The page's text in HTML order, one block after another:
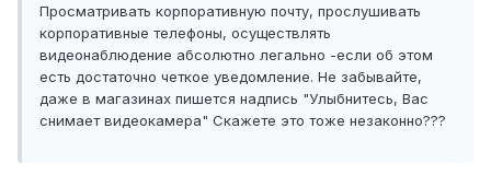
Просматривать корпоративную почту, прослушивать
корпоративные телефоны, осуществлять
видеонаблюдение абсолютно легально -если об этом
есть достаточно четкое уведомление. Не забывайте,
даже в магазинах пишется надпись "Улыбнитесь, Вас
снимает видеокамера" Скажете это тоже незаконно???